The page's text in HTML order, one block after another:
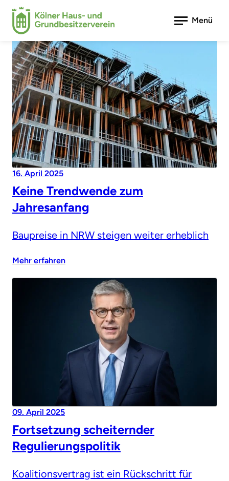
Menü
Aktuelle Themen
16. April 2025
Keine Trendwende zum
Jahresanfang
Baupreise in NRW steigen weiter erheblich
Mehr erfahren
09. April 2025
Fortsetzung scheiternder
Regulierungspolitik
Koalitionsvertrag ist ein Rückschritt für